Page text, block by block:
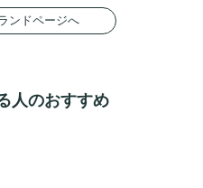
ンドページへ
人のおすすめ